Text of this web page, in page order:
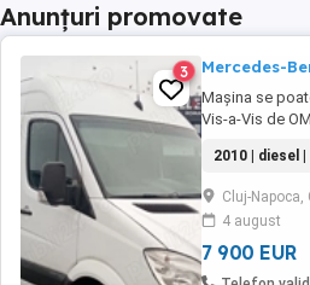
Anunțuri promovate
3 Mercedes-
Mașina se
Vis-a-Vis de
vânzătorul
082 Sau 0728
Sprinter 316
CDi 160 CP
2010 | diesel
Cluj-Napoca,
4 august
7 900 EUR